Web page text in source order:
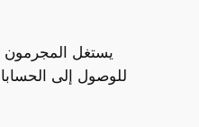
يستغل المجرمون
للوصول إلى